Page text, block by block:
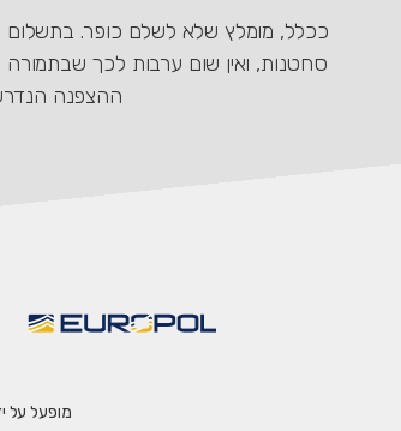
ככלל, מומלץ שלא לשלם כופר. בתשלום
סחטנות, ואין שום ערבות לכך
ההצפנה
מופעל על